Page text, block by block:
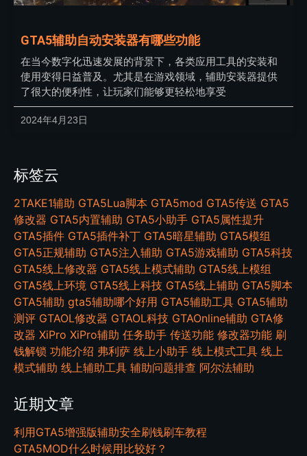
GTA5辅助自动安装器有哪些功能
在当今数字化迅速发展的背景下，各类应用工具的安装和
使用变得日益普及。尤其是在游戏领域，辅助安装器提供
了很大的便利性，让玩家们能够更轻松地享受
2024年4月23日
标签云
2TAKE1辅助 GTA5Lua脚本 GTA5mod GTA5传送 GTA5
修改器 GTA5内置辅助 GTA5小助手 GTA5属性提升
GTA5插件 GTA5插件补丁 GTA5暗星辅助 GTA5模组
GTA5正规辅助 GTA5注入辅助 GTA5游戏辅助 GTA5科技
GTA5线上修改器 GTA5线上模式辅助 GTA5线上模组
GTA5线上环境 GTA5线上科技 GTA5线上辅助 GTA5脚本
GTA5辅助 gta5辅助哪个好用 GTA5辅助工具 GTA5辅助
测评 GTAOL修改器 GTAOL科技 GTAOnline辅助 GTA修
改器 XiPro XiPro辅助 任务助手 传送功能 修改器功能 刷
钱解锁 功能介绍 弗利萨 线上小助手 线上模式工具 线上
模式辅助 线上辅助工具 辅助问题排查 阿尔法辅助
近期文章
利用GTA5增强版辅助安全刷钱刷车教程
GTA5MOD什么时候用比较好？